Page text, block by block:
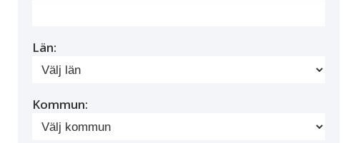
Län:
Kommun: